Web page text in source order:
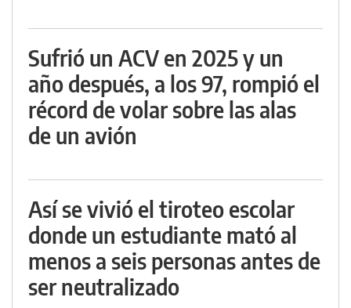
Sufrió un ACV en 2025 y un
año después, a los 97, rompió el
récord de volar sobre las alas
de un avión
Así se vivió el tiroteo escolar
donde un estudiante mató al
menos a seis personas antes de
ser neutralizado